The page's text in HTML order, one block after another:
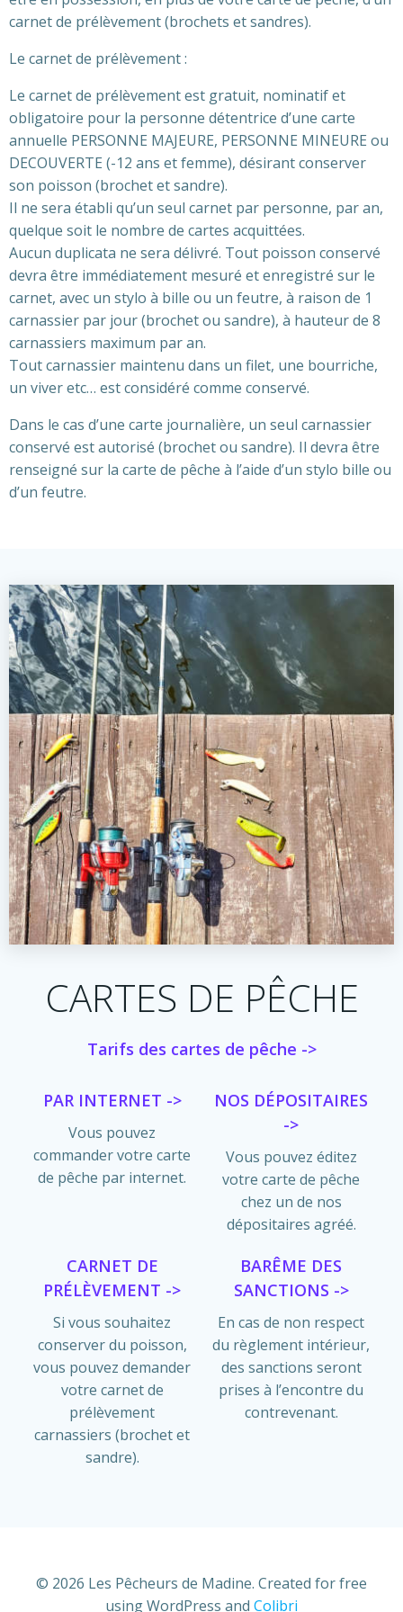
carnet de prélèvement (brochets et sandres).
Le carnet de prélèvement :
Le carnet de prélèvement est gratuit, nominatif et
obligatoire pour la personne détentrice d’une carte
annuelle PERSONNE MAJEURE, PERSONNE MINEURE ou
DECOUVERTE (-12 ans et femme), désirant conserver
son poisson (brochet et sandre).
Il ne sera établi qu’un seul carnet par personne, par an,
quelque soit le nombre de cartes acquittées.
Aucun duplicata ne sera délivré. Tout poisson conservé
devra être immédiatement mesuré et enregistré sur le
carnet, avec un stylo à bille ou un feutre, à raison de 1
carnassier par jour (brochet ou sandre), à hauteur de 8
carnassiers maximum par an.
Tout carnassier maintenu dans un filet, une bourriche,
un viver etc… est considéré comme conservé.
Dans le cas d’une carte journalière, un seul carnassier
conservé est autorisé (brochet ou sandre). Il devra être
renseigné sur la carte de pêche à l’aide d’un stylo bille ou
d’un feutre.
CARTES DE PÊCHE
Tarifs des cartes de pêche ->
PAR INTERNET ->
Vous pouvez
commander votre carte
de pêche par internet.
NOS DÉPOSITAIRES
->
Vous pouvez éditez
votre carte de pêche
chez un de nos
dépositaires agréé.
CARNET DE
PRÉLÈVEMENT ->
Si vous souhaitez
conserver du poisson,
vous pouvez demander
votre carnet de
prélèvement
carnassiers (brochet et
sandre).
BARÊME DES
SANCTIONS ->
En cas de non respect
du règlement intérieur,
des sanctions seront
prises à l’encontre du
contrevenant.
© 2026 Les Pêcheurs de Madine. Created for free
using WordPress and Colibri